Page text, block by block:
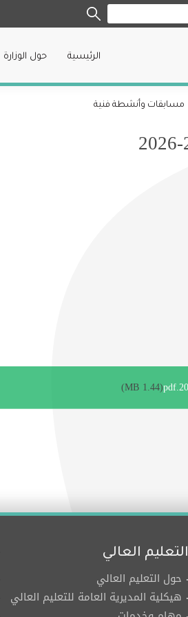
الرئيسية حول الوزارة
مسابقات وأنشطة فنية
(1.44 MB)
التعليم العالي
حول التعليم العالي
هيكلية المديرية العامة للتعليم العالي